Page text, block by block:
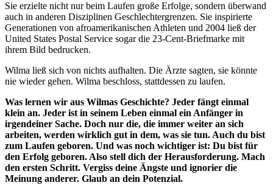
Sie erzielte nicht nur beim Laufen große Erfolge, sondern überwand
auch in anderen Disziplinen Geschlechtergrenzen. Sie inspirierte
Generationen von afroamerikanischen Athleten und 2004 ließ der
United States Postal Service sogar die 23-Cent-Briefmarke mit
ihrem Bild bedrucken.
Wilma ließ sich von nichts aufhalten. Die Ärzte sagten, sie könnte
nie wieder gehen. Wilma beschloss, stattdessen zu laufen.
Was lernen wir aus Wilmas Geschichte? Jeder fängt einmal
klein an. Jeder ist in seinem Leben einmal ein Anfänger in
irgendeiner Sache. Doch nur die, die immer weiter an sich
arbeiten, werden wirklich gut in dem, was sie tun. Auch du bist
zum Laufen geboren. Und was noch wichtiger ist: Du bist für
den Erfolg geboren. Also stell dich der Herausforderung. Mach
den ersten Schritt. Vergiss deine Ängste und ignorier die
Meinung anderer. Glaub an dein Potenzial.